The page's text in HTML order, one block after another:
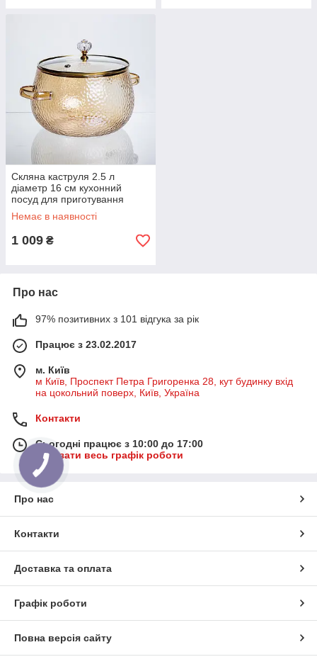
Скляна каструля 2.5 л
діаметр 16 см кухонний
посуд для приготування
варки тушкування страв
бежевий HP-34-104
Немає в наявності
1 009 ₴
Про нас
97% позитивних з 101 відгука за рік
Працює з 23.02.2017
м. Київ
м Київ, Проспект Петра Григоренка 28, кут будинку вхід
на цокольний поверх, Київ, Україна
Контакти
Сьогодні працює з 10:00 до 17:00
Показати весь графік роботи
Про нас
Контакти
Доставка та оплата
Графік роботи
Повна версія сайту